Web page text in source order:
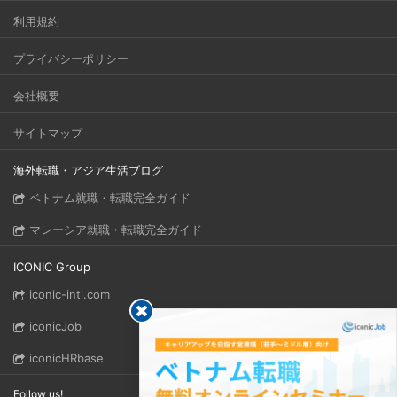
利用規約
プライバシーポリシー
会社概要
サイトマップ
海外転職・アジア生活ブログ
ベトナム就職・転職完全ガイド
マレーシア就職・転職完全ガイド
ICONIC Group
iconic-intl.com
iconicJob
iconicHRbase
Follow us!